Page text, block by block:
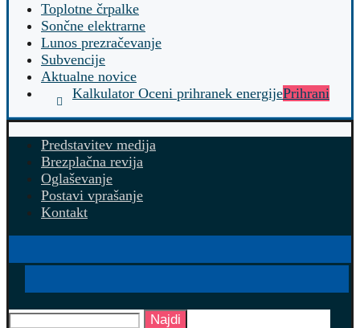
Toplotne črpalke
Sončne elektrarne
Lunos prezračevanje
Subvencije
Aktualne novice
Kalkulator Oceni prihranek energijePrihrani
Predstavitev medija
Brezplačna revija
Oglaševanje
Postavi vprašanje
Kontakt
Najdi